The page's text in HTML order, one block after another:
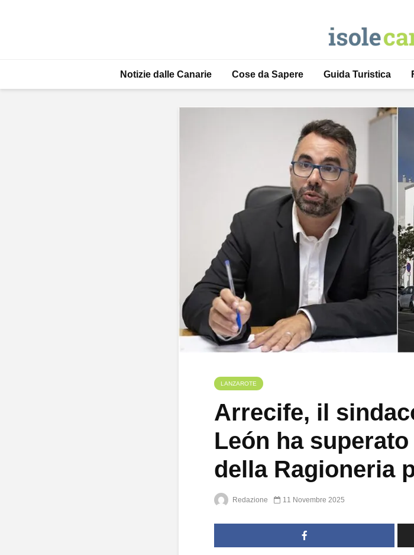
Notizie dalle Canarie Cose da Sapere Guida Turistica
LANZAROTE
Arrecife, il
León ha
della Ragioneria
Redazione 11 Novembre 2025